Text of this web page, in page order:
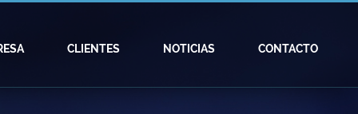
CLIENTES NOTICIAS CONTACTO